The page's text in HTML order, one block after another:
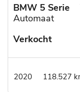
BMW 5 Serie
Automaat
Verkocht
2020 118.527